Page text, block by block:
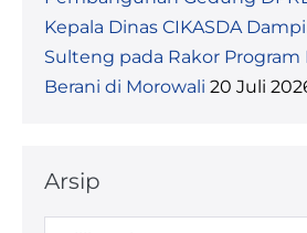
Kepala Dinas CIKASDA
Sulteng pada Rakor Program
Berani di Morowali 20 Juli
Arsip